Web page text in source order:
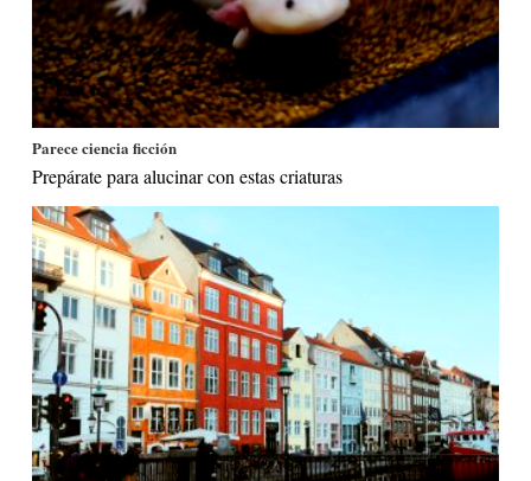
Parece ciencia ficción
Prepárate para alucinar con estas criaturas